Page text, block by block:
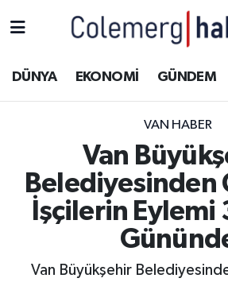
DÜNYA EKONOMİ GÜNDEM
VAN HABER
Van
Belediyesinden
İşçilerin Eylemi
Van Büyükşehir
ASAYİŞ
DOĞA
DÜNYA
EĞİTİM
Hakkâri Hava Durumu
Hakkâri Trafik Yoğunluk
Süper Lig Puan Durumu ve
Tüm Manşetler